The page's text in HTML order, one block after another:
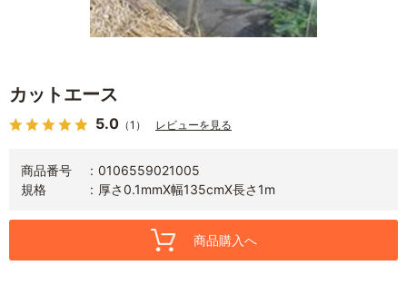
カットエース
5.0 （1） レビューを見る
商品番号
0106559021005
規格
厚さ0.1mmX幅135cmX長さ1m
商品購入へ